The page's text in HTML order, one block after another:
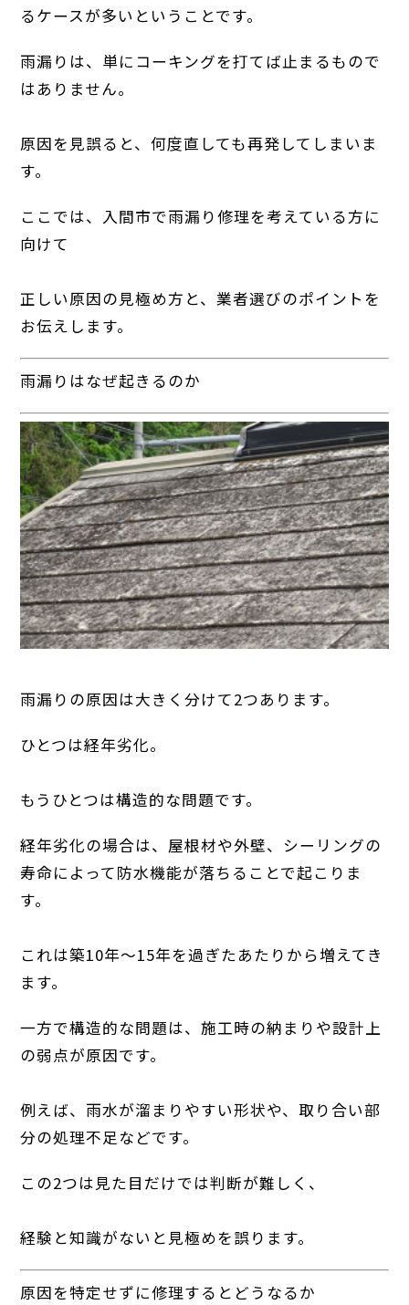
るケースが多いということです。
雨漏りは、単にコーキングを打てば止まるもので
はありません。
原因を見誤ると、何度直しても再発してしまいま
す。
ここでは、入間市で雨漏り修理を考えている方に
向けて
正しい原因の見極め方と、業者選びのポイントを
お伝えします。
雨漏りはなぜ起きるのか
雨漏りの原因は大きく分けて2つあります。
ひとつは経年劣化。
もうひとつは構造的な問題です。
経年劣化の場合は、屋根材や外壁、シーリングの
寿命によって防水機能が落ちることで起こりま
す。
これは築10年〜15年を過ぎたあたりから増えてき
ます。
一方で構造的な問題は、施工時の納まりや設計上
の弱点が原因です。
例えば、雨水が溜まりやすい形状や、取り合い部
分の処理不足などです。
この2つは見た目だけでは判断が難しく、
経験と知識がないと見極めを誤ります。
原因を特定せずに修理するとどうなるか